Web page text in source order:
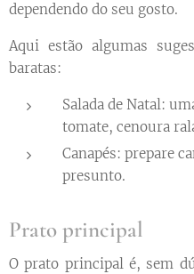
dependendo do seu gosto.
Aqui estão algumas
baratas:
Salada de Natal:
tomate, cenoura
Canapés: prepare
presunto.
Prato principal
O prato principal é, sem